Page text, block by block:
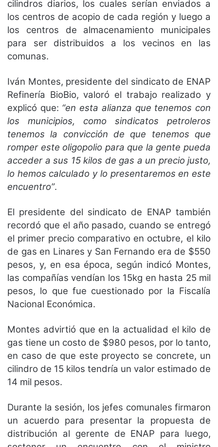
cilindros diarios, los cuales serían enviados a
los centros de acopio de cada región y luego a
los centros de almacenamiento municipales
para ser distribuidos a los vecinos en las
comunas.
Iván Montes, presidente del sindicato de ENAP
Refinería BioBio, valoró el trabajo realizado y
explicó que: “en esta alianza que tenemos con
los municipios, como sindicatos petroleros
tenemos la convicción de que tenemos que
romper este oligopolio para que la gente pueda
acceder a sus 15 kilos de gas a un precio justo,
lo hemos calculado y lo presentaremos en este
encuentro”.
El presidente del sindicato de ENAP también
recordó que el año pasado, cuando se entregó
el primer precio comparativo en octubre, el kilo
de gas en Linares y San Fernando era de $550
pesos, y, en esa época, según indicó Montes,
las compañías vendían los 15kg en hasta 25 mil
pesos, lo que fue cuestionado por la Fiscalía
Nacional Económica.
Montes advirtió que en la actualidad el kilo de
gas tiene un costo de $980 pesos, por lo tanto,
en caso de que este proyecto se concrete, un
cilindro de 15 kilos tendría un valor estimado de
14 mil pesos.
Durante la sesión, los jefes comunales firmaron
un acuerdo para presentar la propuesta de
distribución al gerente de ENAP para luego,